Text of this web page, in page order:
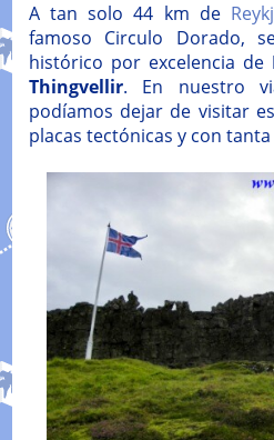
A tan solo 44 km de
famoso Circulo Dorado,
histórico por excelencia de
Thingvellir. En nuestro
podíamos dejar de visitar
placas tectónicas y con